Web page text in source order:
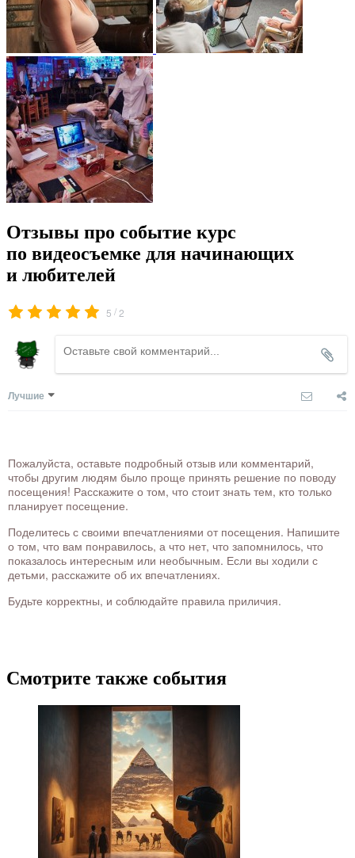
Отзывы про событие курс
по видеосъемке для начинающих
и любителей
5 /2
Лучшие
Пожалуйста, оставьте подробный отзыв или комментарий,
чтобы другим людям было проще принять решение по поводу
посещения! Расскажите о том, что стоит знать тем, кто только
планирует посещение.
Поделитесь с своими впечатлениями от посещения. Напишите
о том, что вам понравилось, а что нет, что запомнилось, что
показалось интересным или необычным. Если вы ходили с
детьми, расскажите об их впечатлениях.
Будьте корректны, и соблюдайте правила приличия.
Смотрите также события